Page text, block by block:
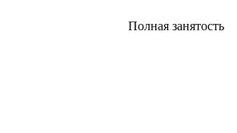
Полная занятость